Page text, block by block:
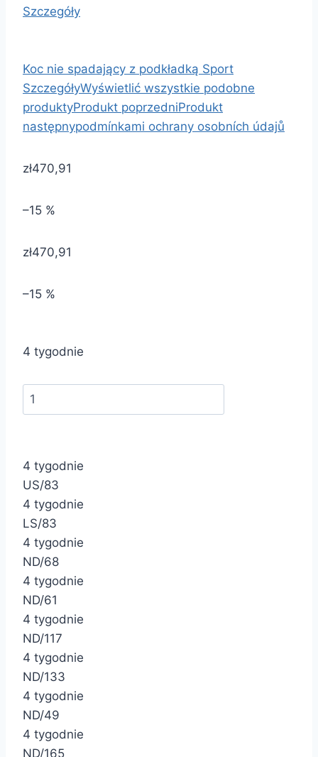
Szczegóły
Koc nie spadający z podkładką Sport
SzczegółyWyświetlić wszystkie podobne
produktyProdukt poprzedniProdukt
następnypodmínkami ochrany osobních údajů
zł470,91
–15 %
zł470,91
–15 %
4 tygodnie
4 tygodnie
US/83
4 tygodnie
LS/83
4 tygodnie
ND/68
4 tygodnie
ND/61
4 tygodnie
ND/117
4 tygodnie
ND/133
4 tygodnie
ND/49
4 tygodnie
ND/165